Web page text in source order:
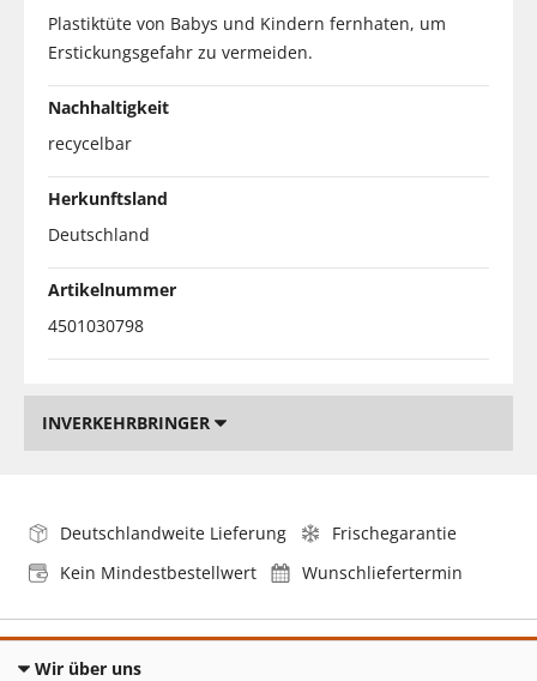
Plastiktüte von Babys und Kindern fernhaten, um
Erstickungsgefahr zu vermeiden.
Nachhaltigkeit
recycelbar
Herkunftsland
Deutschland
Artikelnummer
4501030798
INVERKEHRBRINGER
Deutschlandweite Lieferung
Frischegarantie
Kein Mindestbestellwert
Wunschliefertermin
Wir über uns